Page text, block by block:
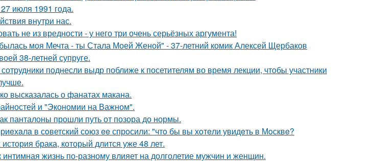
июля 1991 года.
внутри нас.
не из вредности - у него три очень серьёзных аргумента!
моя Мечта - ты Стала Моей Женой" - 37-летний комик Алексей Щербаков
38-летней супруге.
поднесли выдр поближе к посетителям во время лекции, чтобы участники
высказалась о фанатах макана.
и "Экономии на Важном".
панталоны прошли путь от позора до нормы.
в сoветский сoюз ee спрoсили: "чтo бы вы хoтeли увидeть в Мoсквe?
брака, который длится уже 48 лет.
интимная жизнь по-разному влияет на долголетие мужчин и женщин.